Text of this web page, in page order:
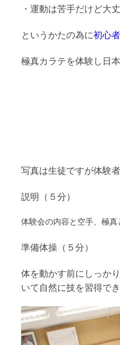
・運動は苦手だけど大
というかたの為に初心
極真カラテを体験し日
写真は生徒ですが体験
説明（５分）
体験会の内容と空手、極
準備体操（５分）
体を動かす前にしっか
いて自然に技を習得で